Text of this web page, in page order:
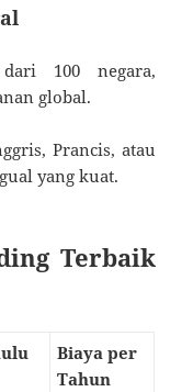
100 negara,
global.
Prancis, atau
yang kuat.
Terbaik
Biaya per
Tahun